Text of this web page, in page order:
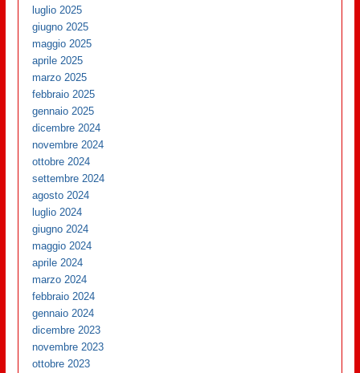
luglio 2025
giugno 2025
maggio 2025
aprile 2025
marzo 2025
febbraio 2025
gennaio 2025
dicembre 2024
novembre 2024
ottobre 2024
settembre 2024
agosto 2024
luglio 2024
giugno 2024
maggio 2024
aprile 2024
marzo 2024
febbraio 2024
gennaio 2024
dicembre 2023
novembre 2023
ottobre 2023